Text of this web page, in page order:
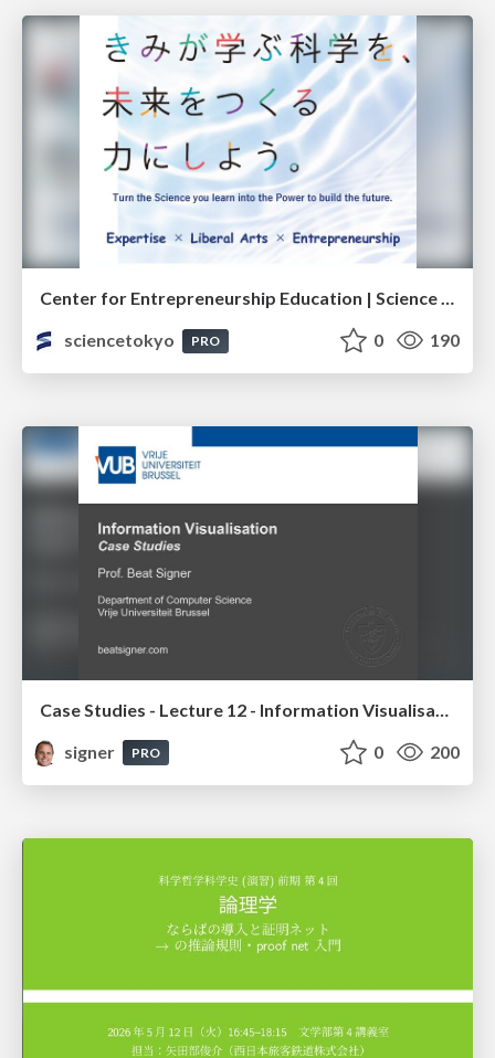
Center for Entrepreneurship Education | Science Tokyo (Institute of Science Tokyo)
sciencetokyo
PRO 0 190
signer
PRO 0 200